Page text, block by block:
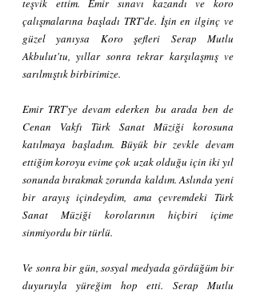
teşvik ettim. Emir sınavı kazandı ve koro
çalışmalarına başladı TRT'de. İşin en ilginç ve
güzel yanıysa Koro şefleri Serap Mutlu
Akbulut'tu, yıllar sonra tekrar karşılaşmış ve
sarılmıştık birbirimize.
Emir TRT'ye devam ederken bu arada ben de
Cenan Vakfı Türk Sanat Müziği korosuna
katılmaya başladım. Büyük bir zevkle devam
ettiğim koroyu evime çok uzak olduğu için iki yıl
sonunda bırakmak zorunda kaldım. Aslında yeni
bir arayış içindeydim, ama çevremdeki Türk
Sanat Müziği korolarının hiçbiri içime
sinmiyordu bir türlü.
Ve sonra bir gün, sosyal medyada gördüğüm bir
duyuruyla yüreğim hop etti. Serap Mutlu